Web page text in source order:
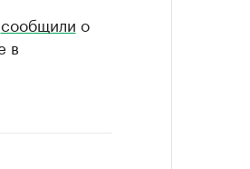
сообщили о
в